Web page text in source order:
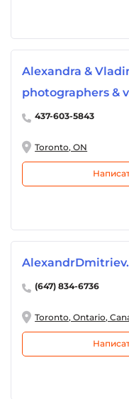
Alexandra &
photographers &
437-603-5843
Toronto, ON
(647) 834-6736
Toronto, Ontario,